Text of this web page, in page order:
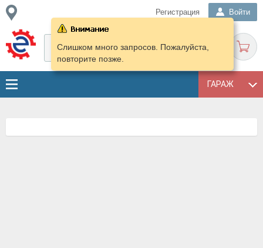
Регистрация Войти
ГАРАЖ
Слишком много запросов. Пожалуйста,
повторите позже.